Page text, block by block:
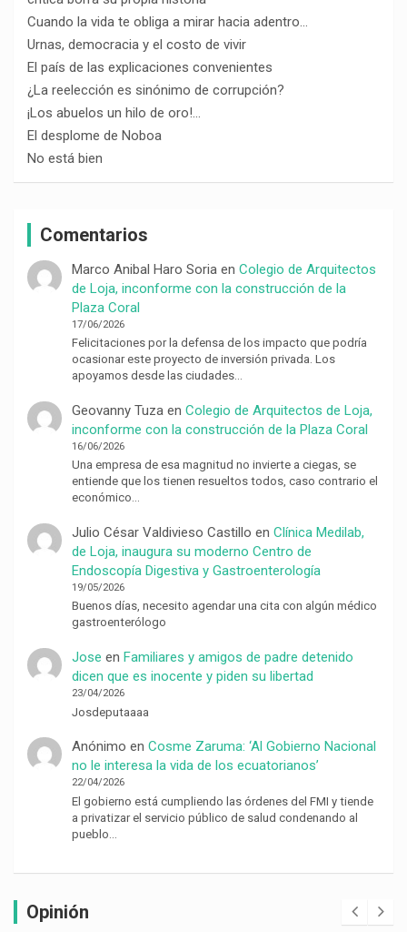
Cuando la vida te obliga a mirar hacia adentro…
Urnas, democracia y el costo de vivir
El país de las explicaciones convenientes
¿La reelección es sinónimo de corrupción?
¡Los abuelos un hilo de oro!…
El desplome de Noboa
No está bien
Comentarios
Marco Anibal Haro Soria en Colegio de Arquitectos
de Loja, inconforme con la construcción de la
Plaza Coral
17/06/2026
Felicitaciones por la defensa de los impacto que podría
ocasionar este proyecto de inversión privada. Los
apoyamos desde las ciudades…
Geovanny Tuzaen Colegio de Arquitectos de Loja,
inconforme con la construcción de la Plaza Coral
16/06/2026
Una empresa de esa magnitud no invierte a ciegas, se
entiende que los tienen resueltos todos, caso contrario el
económico…
Julio César Valdivieso Castillo en Clínica Medilab,
de Loja, inaugura su moderno Centro de
Endoscopía Digestiva y Gastroenterología
19/05/2026
Buenos días, necesito agendar una cita con algún médico
gastroenterólogo
Jose en Familiares y amigos de padre detenido
dicen que es inocente y piden su libertad
23/04/2026
Josdeputaaaa
Anónimo en Cosme Zaruma: ‘Al Gobierno Nacional
no le interesa la vida de los ecuatorianos’
22/04/2026
El gobierno está cumpliendo las órdenes del FMI y tiende
a privatizar el servicio público de salud condenando al
pueblo…
Opinión